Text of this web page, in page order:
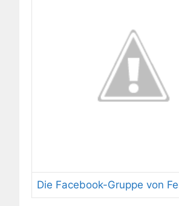
Die Facebook-Gruppe von